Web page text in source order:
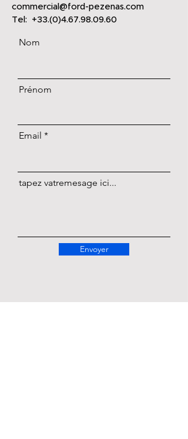
commercial@ford-pezenas.com
Tel: +33.(0)4.67.98.09.60
Nom
Prénom
Email
tapez vatremesage ici...
Envoyer